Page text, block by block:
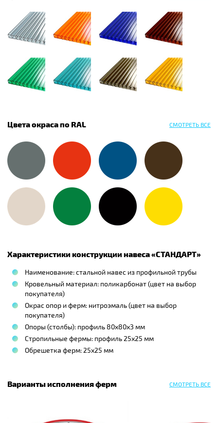
Цвета окраса по RAL СМОТРЕТЬ ВСЕ
Характеристики конструкции навеса «СТАНДАРТ»
Наименование: стальной навес из профильной трубы
Кровельный материал: поликарбонат (цвет на выбор
покупателя)
Окрас опор и ферм: нитроэмаль (цвет на выбор
покупателя)
Опоры (столбы): профиль 80х80х3 мм
Стропильные фермы: профиль 25х25 мм
Обрешетка ферм: 25х25 мм
Варианты исполнения ферм СМОТРЕТЬ ВСЕ